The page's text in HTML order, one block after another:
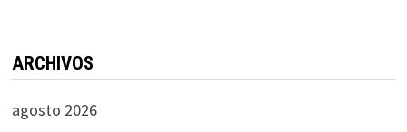
ARCHIVOS
agosto 2026